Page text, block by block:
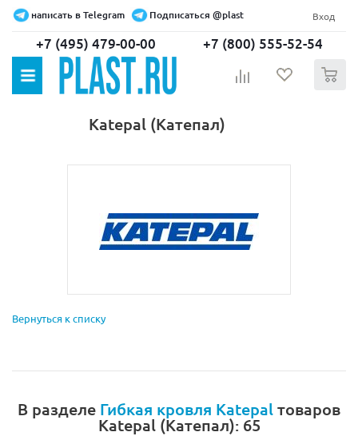
написать в Telegram Подписаться @plast Вход
+7 (495) 479-00-00 +7 (800) 555-52-54
Katepal (Катепал)
Вернуться к списку
В разделе Гибкая кровля Katepalтоваров
Katepal (Катепал): 65